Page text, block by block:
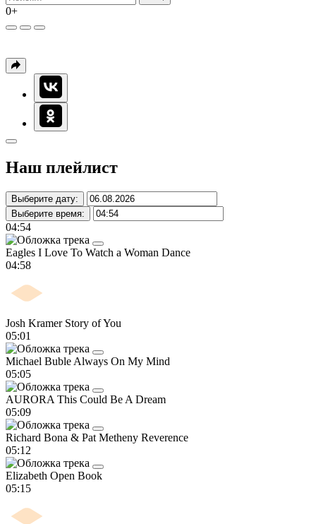
0+
Наш плейлист
Выберите дату:
Выберите время:
04:54
Eagles I Love To Watch a Woman Dance
04:58
Josh Kramer Story of You
05:01
Michael Buble Always On My Mind
05:05
AURORA This Could Be A Dream
05:09
Richard Bona & Pat Metheny Reverence
05:12
Elizabeth Open Book
05:15